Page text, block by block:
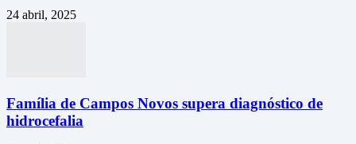
24 abril, 2025
Família de Campos Novos supera diagnóstico de
hidrocefalia